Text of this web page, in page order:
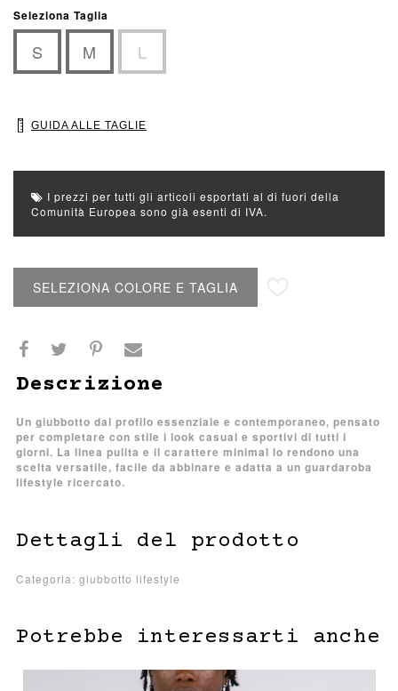
Seleziona Taglia
S M L
GUIDA ALLE TAGLIE
I prezzi per tutti gli articoli esportati al di fuori della
Comunità Europea sono già esenti di IVA.
SELEZIONA COLORE E TAGLIA
Descrizione
Un giubbotto dal profilo essenziale e contemporaneo, pensato
per completare con stile i look casual e sportivi di tutti i
giorni. La linea pulita e il carattere minimal lo rendono una
scelta versatile, facile da abbinare e adatta a un guardaroba
lifestyle ricercato.
Dettagli del prodotto
Categoria: giubbotto lifestyle
Potrebbe interessarti anche